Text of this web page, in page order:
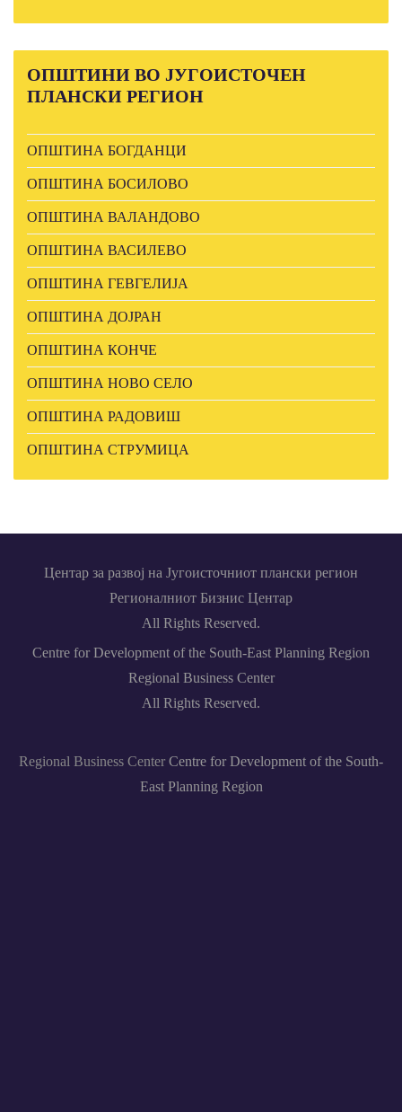
ОПШТИНИ ВО ЈУГОИСТОЧЕН
ПЛАНСКИ РЕГИОН
ОПШТИНА БОГДАНЦИ
ОПШТИНА БОСИЛОВО
ОПШТИНА ВАЛАНДОВО
ОПШТИНА ВАСИЛЕВО
ОПШТИНА ГЕВГЕЛИЈА
ОПШТИНА ДОЈРАН
ОПШТИНА КОНЧЕ
ОПШТИНА НОВО СЕЛО
ОПШТИНА РАДОВИШ
ОПШТИНА СТРУМИЦА
Центар за развој на Југоисточниот плански регион
Регионалниот Бизнис Центар
All Rights Reserved.
Centre for Development of the South-East Planning Region
Regional Business Center
All Rights Reserved.
Regional Business Center Centre for Development of the South-
East Planning Region